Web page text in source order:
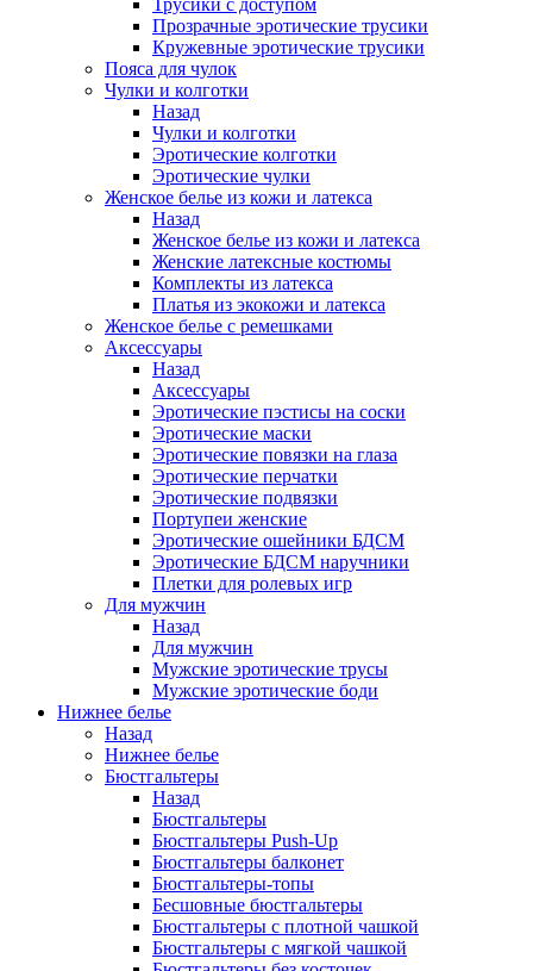
Трусики с доступом
Прозрачные эротические трусики
Кружевные эротические трусики
Пояса для чулок
Чулки и колготки
Назад
Чулки и колготки
Эротические колготки
Эротические чулки
Женское белье из кожи и латекса
Назад
Женское белье из кожи и латекса
Женские латексные костюмы
Комплекты из латекса
Платья из экокожи и латекса
Женское белье с ремешками
Аксессуары
Назад
Аксессуары
Эротические пэстисы на соски
Эротические маски
Эротические повязки на глаза
Эротические перчатки
Эротические подвязки
Портупеи женские
Эротические ошейники БДСМ
Эротические БДСМ наручники
Плетки для ролевых игр
Для мужчин
Назад
Для мужчин
Мужские эротические трусы
Мужские эротические боди
Нижнее белье
Назад
Нижнее белье
Бюстгальтеры
Назад
Бюстгальтеры
Бюстгальтеры Push-Up
Бюстгальтеры балконет
Бюстгальтеры-топы
Бесшовные бюстгальтеры
Бюстгальтеры с плотной чашкой
Бюстгальтеры с мягкой чашкой